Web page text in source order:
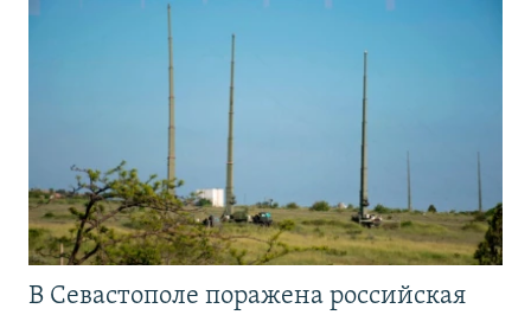
В Севастополе поражена российская